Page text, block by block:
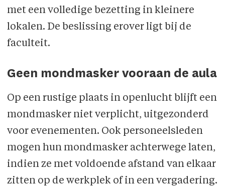
met een volledige bezetting in kleinere
lokalen. De beslissing erover ligt bij de
faculteit.
Geen mondmasker vooraan de aula
Op een rustige plaats in openlucht blijft een
mondmasker niet verplicht, uitgezonderd
voor evenementen. Ook personeelsleden
mogen hun mondmasker achterwege laten,
indien ze met voldoende afstand van elkaar
zitten op de werkplek of in een vergadering.